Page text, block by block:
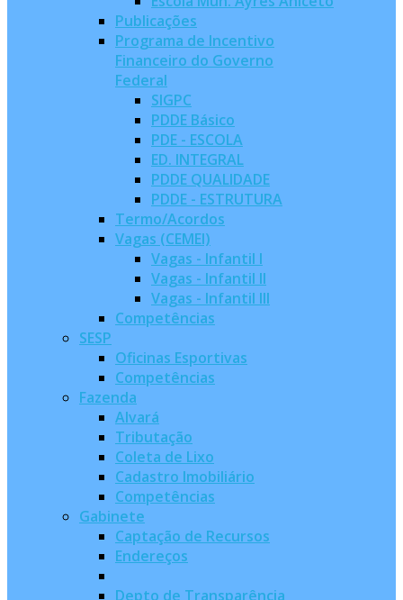
Publicações
Programa de Incentivo
Financeiro do Governo
Federal
SIGPC
PDDE Básico
PDE - ESCOLA
ED. INTEGRAL
PDDE QUALIDADE
PDDE - ESTRUTURA
Termo/Acordos
Vagas (CEMEI)
Vagas - Infantil I
Vagas - Infantil II
Vagas - Infantil III
Competências
SESP
Oficinas Esportivas
Competências
Fazenda
Alvará
Tributação
Coleta de Lixo
Cadastro Imobiliário
Competências
Gabinete
Captação de Recursos
Endereços
Depto de Transparência